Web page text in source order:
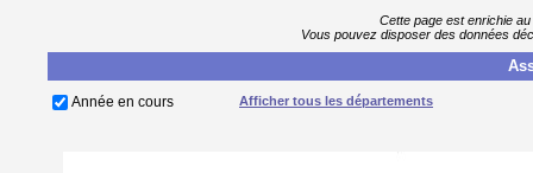
Cette page est enrichie
Vous pouvez disposer des données
Année en cours Afficher tous les départements